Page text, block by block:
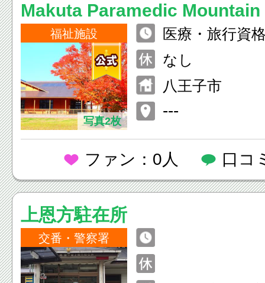
Makuta Paramedic Mountain
登山ガイド～
福祉施設
写真2枚
医療・旅行資
る医療系登山
不安のある方
へご案内して
なし
八王子市
---
ファン：0人 口コ
上恩方駐在所
交番・警察署